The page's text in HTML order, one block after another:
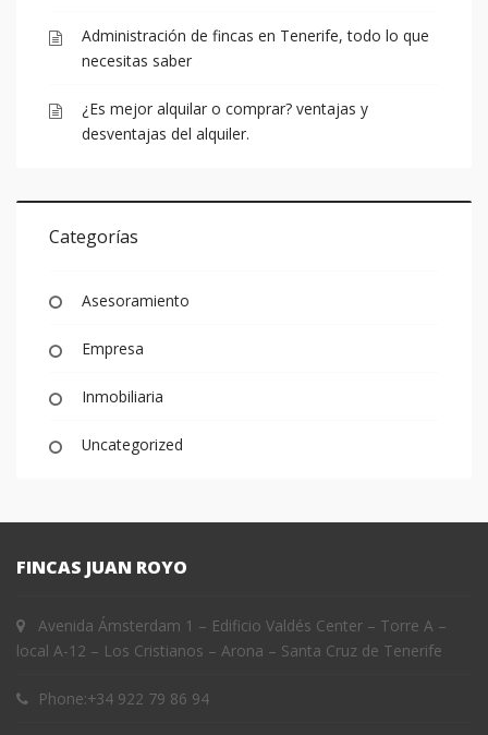
Administración de fincas en Tenerife, todo lo que
necesitas saber
¿Es mejor alquilar o comprar? ventajas y
desventajas del alquiler.
Categorías
Asesoramiento
Empresa
Inmobiliaria
Uncategorized
FINCAS JUAN ROYO
Avenida Ámsterdam 1 – Edificio Valdés Center – Torre A –
local A-12 – Los Cristianos – Arona – Santa Cruz de Tenerife
Phone:+34 922 79 86 94